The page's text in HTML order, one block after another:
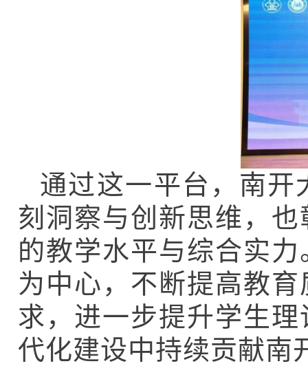
通过这一平台，南开
刻洞察与创新思维，
的教学水平与综合实
为中心，不断提高教
求，进一步提升学生
代化建设中持续贡献南